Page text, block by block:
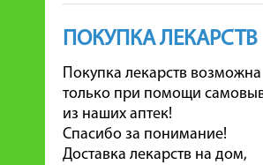
ПОКУПКА ЛЕКАРСТВ
Покупка лекарств возможна
только при помощи
из наших аптек!
Спасибо за понимание!
Доставка лекарств на дом,